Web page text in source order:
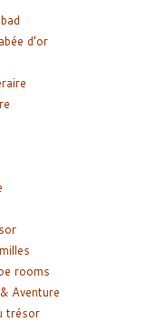
d’or
rooms
Aventure
trésor